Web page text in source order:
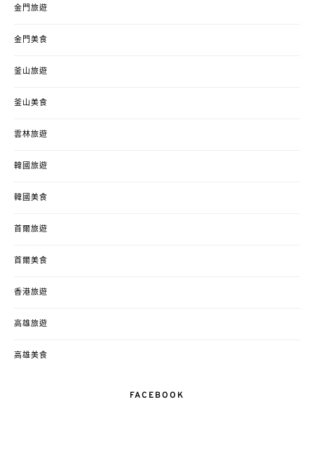
金門旅遊
金門美食
釜山旅遊
釜山美食
雲林旅遊
韓國旅遊
韓國美食
首爾旅遊
首爾美食
香港旅遊
高雄旅遊
高雄美食
FACEBOOK